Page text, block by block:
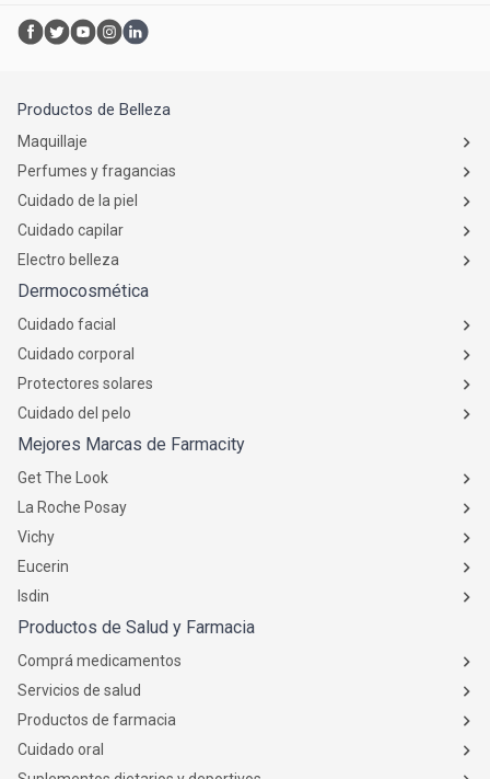
Productos de Belleza
Maquillaje
Perfumes y fragancias
Cuidado de la piel
Cuidado capilar
Electro belleza
Dermocosmética
Cuidado facial
Cuidado corporal
Protectores solares
Cuidado del pelo
Mejores Marcas de Farmacity
Get The Look
La Roche Posay
Vichy
Eucerin
Isdin
Productos de Salud y Farmacia
Comprá medicamentos
Servicios de salud
Productos de farmacia
Cuidado oral